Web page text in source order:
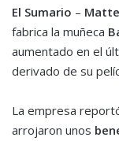
El Sumario –
fabrica la muñeca
aumentado en el
derivado de su
La empresa
arrojaron unos